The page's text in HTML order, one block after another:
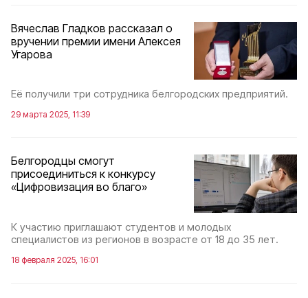
Вячеслав Гладков рассказал о
вручении премии имени Алексея
Угарова
Её получили три сотрудника белгородских предприятий.
29 марта 2025, 11:39
Белгородцы смогут
присоединиться к конкурсу
«Цифровизация во благо»
К участию приглашают студентов и молодых
специалистов из регионов в возрасте от 18 до 35 лет.
18 февраля 2025, 16:01